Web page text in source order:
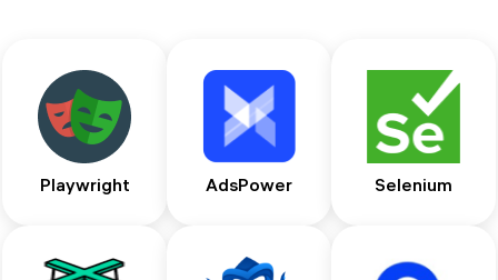
Playwright AdsPower Selenium